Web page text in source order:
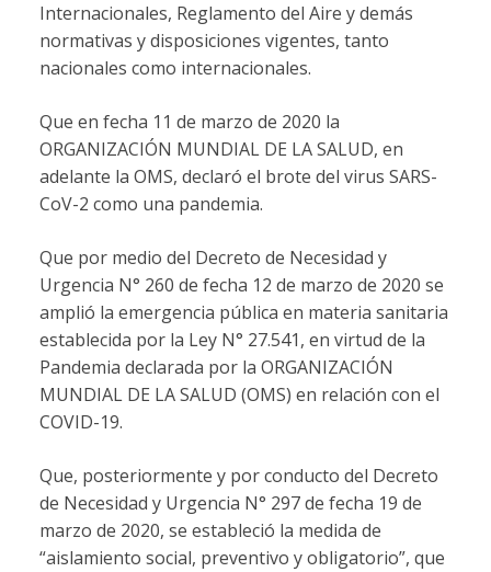
Internacionales, Reglamento del Aire y demás
normativas y disposiciones vigentes, tanto
nacionales como internacionales.
Que en fecha 11 de marzo de 2020 la
ORGANIZACIÓN MUNDIAL DE LA SALUD, en
adelante la OMS, declaró el brote del virus SARS-
CoV-2 como una pandemia.
Que por medio del Decreto de Necesidad y
Urgencia N° 260 de fecha 12 de marzo de 2020 se
amplió la emergencia pública en materia sanitaria
establecida por la Ley N° 27.541, en virtud de la
Pandemia declarada por la ORGANIZACIÓN
MUNDIAL DE LA SALUD (OMS) en relación con el
COVID-19.
Que, posteriormente y por conducto del Decreto
de Necesidad y Urgencia N° 297 de fecha 19 de
marzo de 2020, se estableció la medida de
“aislamiento social, preventivo y obligatorio”, que